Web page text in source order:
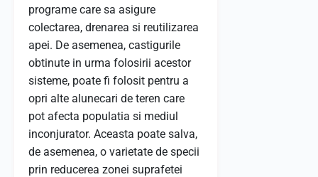
programe care sa asigure
colectarea, drenarea si reutilizarea
apei. De asemenea, castigurile
obtinute in urma folosirii acestor
sisteme, poate fi folosit pentru a
opri alte alunecari de teren care
pot afecta populatia si mediul
inconjurator. Aceasta poate salva,
de asemenea, o varietate de specii
prin reducerea zonei suprafetei